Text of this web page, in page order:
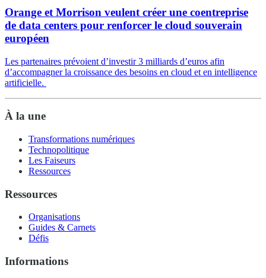
Orange et Morrison veulent créer une coentreprise
de data centers pour renforcer le cloud souverain
européen
Les partenaires prévoient d’investir 3 milliards d’euros afin
d’accompagner la croissance des besoins en cloud et en intelligence
artificielle.
À la une
Transformations numériques
Technopolitique
Les Faiseurs
Ressources
Ressources
Organisations
Guides & Carnets
Défis
Informations